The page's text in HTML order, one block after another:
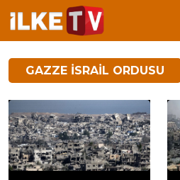
GAZZE İSRAIL ORDUSU